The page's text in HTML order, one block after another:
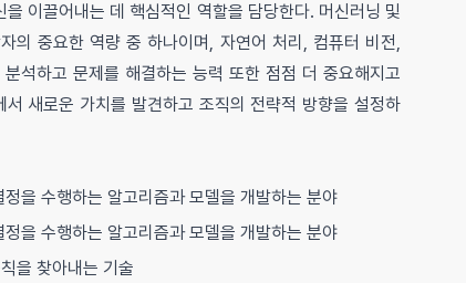
이끌어내는 데 핵심적인 역할을 담당한다. 머신러닝 및
의 중요한 역량 중 하나이며, 자연어 처리, 컴퓨터 비전,
석하고 문제를 해결하는 능력 또한 점점 더 중요해지고
새로운 가치를 발견하고 조직의 전략적 방향을 설정하
을 수행하는 알고리즘과 모델을 개발하는 분야
을 수행하는 알고리즘과 모델을 개발하는 분야
을 찾아내는 기술